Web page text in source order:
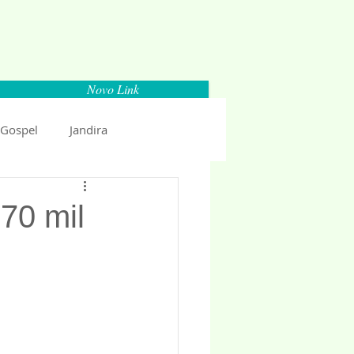
Novo Link
Jandira
Espaço Parlamentar
mil